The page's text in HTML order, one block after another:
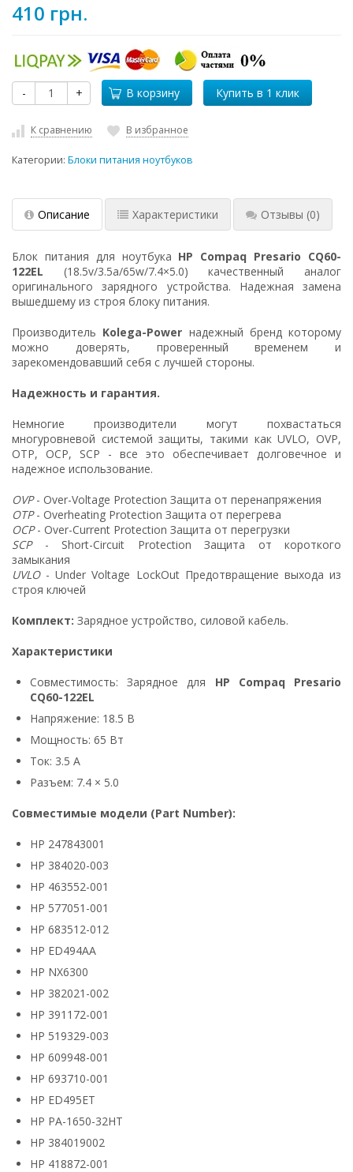
410 грн.
- + В корзину
К сравнению В избранное
Категории: Блоки питания ноутбуков
Описание Характеристики Отзывы (0)
Блок питания для ноутбука HP Compaq Presario CQ60-
122EL (18.5v/3.5a/65w/7.4×5.0) качественный аналог
оригинального зарядного устройства. Надежная замена
вышедшему из строя блоку питания.
Производитель Kolega-Power надежный бренд которому
можно доверять, проверенный временем и
зарекомендовавший себя с лучшей стороны.
Надежность и гарантия.
Немногие производители могут похвастаться
многуровневой системой защиты, такими как UVLO, OVP,
OTP, OCP, SCP - все это обеспечивает долговечное и
надежное использование.
OVP- Over-Voltage Protection Защита от перенапряжения
OTP- Overheating Protection Защита от перегрева
OCP- Over-Current Protection Защита от перегрузки
SCP- Short-Circuit Protection Защита от короткого
замыкания
UVLO- Under Voltage LockOut Предотвращение выхода из
строя ключей
Комплект: Зарядное устройство, силовой кабель.
Характеристики
Совместимость: Зарядное для HP Compaq Presario
CQ60-122EL
Напряжение: 18.5 В
Мощность: 65 Вт
Ток: 3.5 А
Разъем: 7.4 × 5.0
Совместимые модели (Part Number):
HP 247843001
HP 384020-003
HP 463552-001
HP 577051-001
HP 683512-012
HP ED494AA
HP NX6300
HP 382021-002
HP 391172-001
HP 519329-003
HP 609948-001
HP 693710-001
HP ED495ET
HP PA-1650-32HT
HP 384019002
HP 418872-001